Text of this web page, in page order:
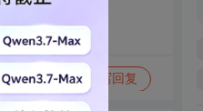
写回复